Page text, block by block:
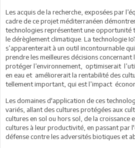
Les acquis de la recherche, exposées par
cadre de ce projet méditerranéen
technologies représentent une opportunité
le dérèglement climatique. La technologie
s’apparenterait à un outil incontournable
prendre les meilleures décisions
protéger l’environnement, optimiserait
en eau et améliorerait la rentabilité des
tellement important, qui est l’impact
Les domaines d'application de ces
variés, allant des cultures protégées aux
cultures en sol ou hors sol, de la croissance
cultures à leur productivité, en passant par
défense contre les adversités biotiques et